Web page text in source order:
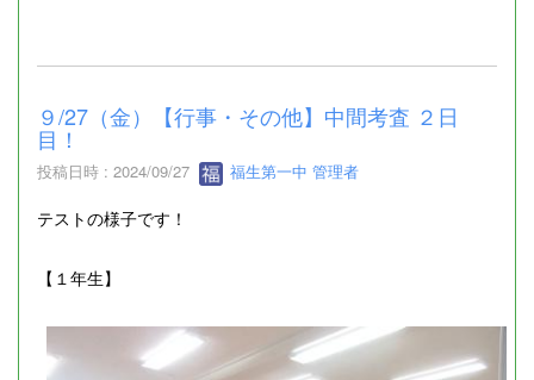
９/27（金）【行事・その他】中間考査 ２日
目！
投稿日時 : 2024/09/27 福生第一中 管理者
テストの様子です！
【１年生】